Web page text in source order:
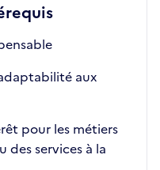
aux
pour les métiers
des services à la